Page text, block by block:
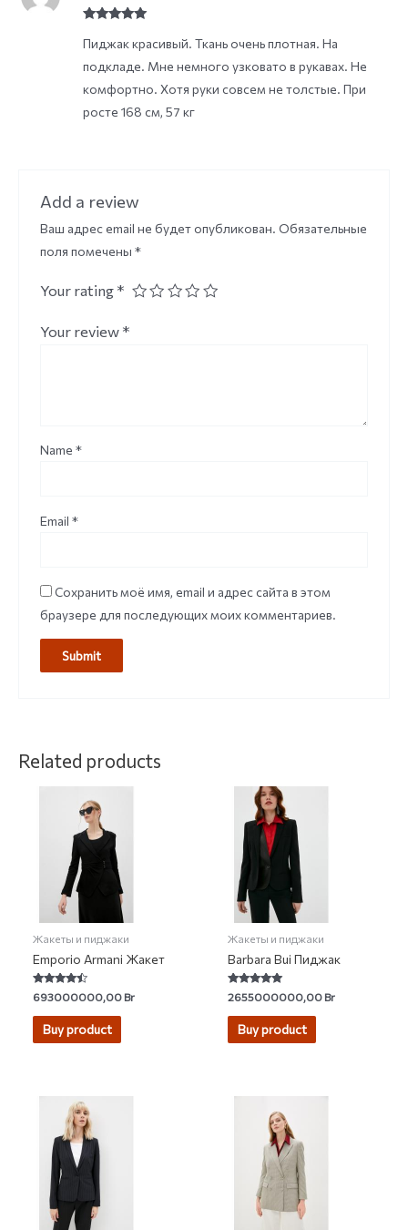
of 5
Пиджак красивый. Ткань очень плотная. На
подкладе. Мне немного узковато в рукавах. Не
комфортно. Хотя руки совсем не толстые. При
росте 168 см, 57 кг
Add a review
Ваш адрес email не будет опубликован. Обязательные
поля помечены *
Your rating *
Your review *
Name *
Email *
Сохранить моё имя, email и адрес сайта в этом
браузере для последующих моих комментариев.
Related products
Жакеты и пиджаки
Emporio Armani Жакет
Rated
4.20
out of 5
693000000,00Br
Buy product
Жакеты и пиджаки
Barbara Bui Пиджак
Rated
5.00
out of 5
2655000000,00Br
Buy product